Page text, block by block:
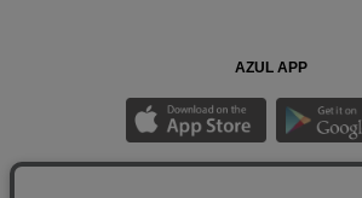
AZUL APP
最新ニュースやスタイリング紹介までAZUL BY MOUSSYのお